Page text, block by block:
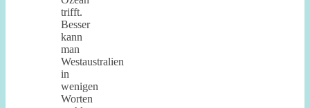
trifft.
Besser
kann
man
Westaustralien
in
wenigen
Worten